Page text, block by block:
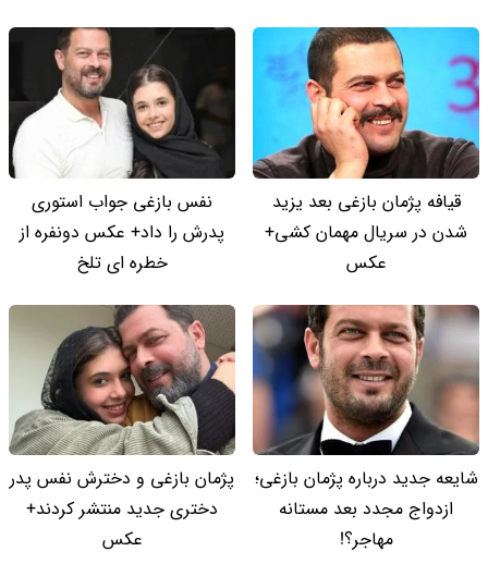
قیافه پژمان بازغی بعد یزید
شدن در سریال مهمان کشی+
عکس
نفس بازغی جواب استوری
پدرش را داد+ عکس دونفره از
خطره ای تلخ
شایعه جدید درباره پژمان بازغی؛
ازدواج مجدد بعد مستانه
مهاجر؟!
پژمان بازغی و دخترش نفس پدر
دختری جدید منتشر کردند+
عکس